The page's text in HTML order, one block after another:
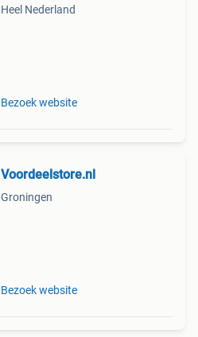
Heel Nederland
Bezoek website
Voordeelstore.nl
Groningen
Bezoek website